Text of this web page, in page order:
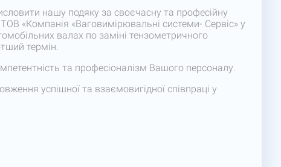
нашу подяку за своєчасну та професійну
ТОВ «Компанія «Ваговимірювальні системи- Сервіс» у
валах по заміні тензометричного
термін.
та професіоналізм Вашого персоналу.
успішної та взаємовигідної співпраці у